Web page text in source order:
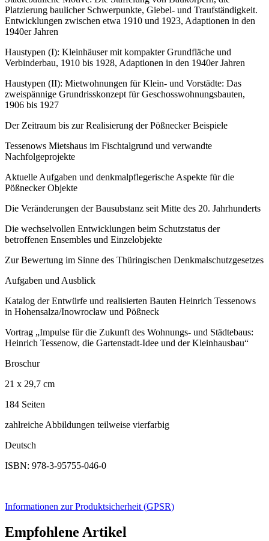
Platzierung baulicher Schwerpunkte, Giebel- und Traufständigkeit.
Entwicklungen zwischen etwa 1910 und 1923, Adaptionen in den
1940er Jahren
Haustypen (I): Kleinhäuser mit kompakter Grundfläche und
Verbinderbau, 1910 bis 1928, Adaptionen in den 1940er Jahren
Haustypen (II): Mietwohnungen für Klein- und Vorstädte: Das
zweispännige Grundrisskonzept für Geschosswohnungsbauten,
1906 bis 1927
Der Zeitraum bis zur Realisierung der Pößnecker Beispiele
Tessenows Mietshaus im Fischtalgrund und verwandte
Nachfolgeprojekte
Aktuelle Aufgaben und denkmalpflegerische Aspekte für die
Pößnecker Objekte
Die Veränderungen der Bausubstanz seit Mitte des 20. Jahrhunderts
Die wechselvollen Entwicklungen beim Schutzstatus der
betroffenen Ensembles und Einzelobjekte
Zur Bewertung im Sinne des Thüringischen Denkmalschutzgesetzes
Aufgaben und Ausblick
Katalog der Entwürfe und realisierten Bauten Heinrich Tessenows
in Hohensalza/Inowrocław und Pößneck
Vortrag „Impulse für die Zukunft des Wohnungs- und Städtebaus:
Heinrich Tessenow, die Gartenstadt-Idee und der Kleinhausbau“
Broschur
21 x 29,7 cm
184 Seiten
zahlreiche Abbildungen teilweise vierfarbig
Deutsch
ISBN: 978-3-95755-046-0
Informationen zur Produktsicherheit (GPSR)
Empfohlene Artikel